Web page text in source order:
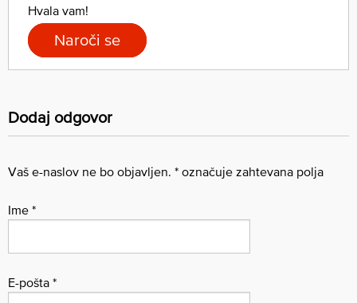
Hvala vam!
Naroči se
Dodaj odgovor
Vaš e-naslov ne bo objavljen. * označuje zahtevana polja
Ime *
E-pošta *